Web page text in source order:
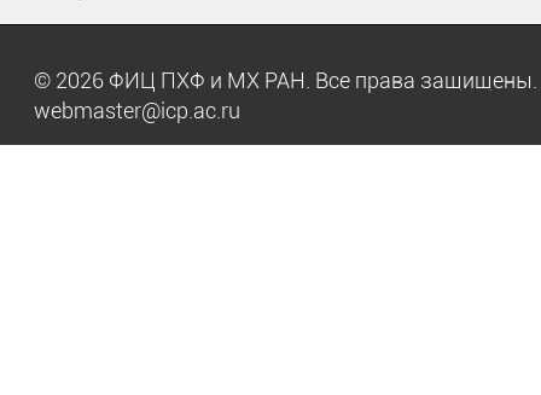
© 2026 ФИЦ ПХФ и МХ РАН. Все права
webmaster@icp.ac.ru